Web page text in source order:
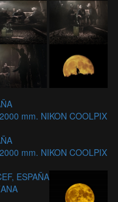
mm. NIKON COOLPIX
mm. NIKON COOLPIX
ESPAÑA